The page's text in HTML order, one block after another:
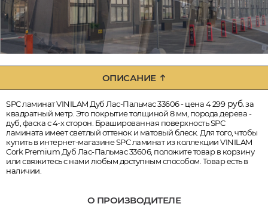
ОПИСАНИЕ
SPC ламинат VINILAM Дуб Лас-Пальмас 33606 - цена 4 299руб.за
квадратный метр. Это покрытие толщиной 8 мм, порода дерева -
дуб, фаска с 4-х сторон. Брашированная поверхность SPC
ламината имеет светлый оттенок и матовый блеск. Для того, чтобы
купить в интернет-магазине SPC ламинат из коллекции VINILAM
Cork Premium Дуб Лас-Пальмас 33606, положите товар в корзину
или свяжитесь с нами любым доступным способом. Товар есть в
наличии.
О ПРОИЗВОДИТЕЛЕ